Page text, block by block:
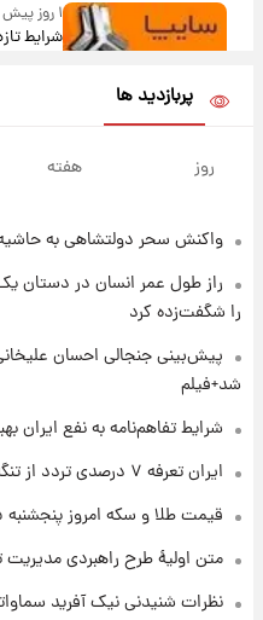
۱ روز پیش
شرایط
قیمت
۱ روز پیش
۱ روز پیش
فال روزانه
پربازدید ها
روز هفته
واکنش سحر دولتشاهی به
را شگفت‌زده کرد
پیش‌بینی جنجالی احسان
شد+فیلم
شرایط تفاهم‌نامه به نفع ایران
ایران تعرفه ۷ درصدی تردد از تنگه هرمز را ابلاغ کرد
قیمت طلا و سکه امروز پنجشنبه ۱۵ مرداد ۱۴۰۵
متن اولیۀ طرح راهبردی مدیریت
نظرات شنیدنی نیک آفرید